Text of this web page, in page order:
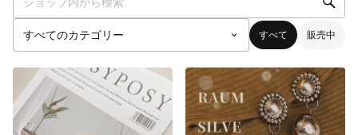
すべて 販売中